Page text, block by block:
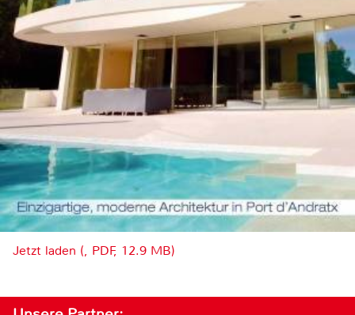
Jetzt laden (, PDF, 12.9 MB)